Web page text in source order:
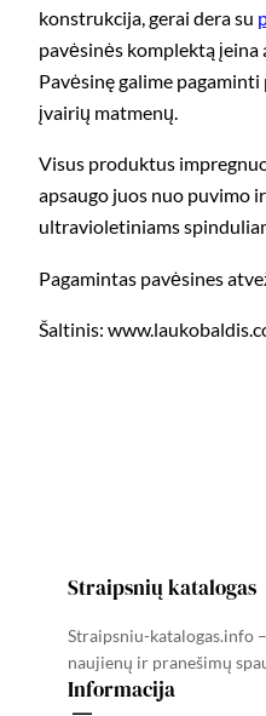
konstrukcija, gerai dera su
pavėsinės komplektą įeina
Pavėsinę galime
įvairių matmenų.
Visus produktus
apsaugo juos nuo puvimo
ultravioletiniams
Pagamintas pavėsines
Šaltinis:
Straipsnių katalogas
Straipsniu-katalogas.info
naujienų ir pranešimų
Informacija